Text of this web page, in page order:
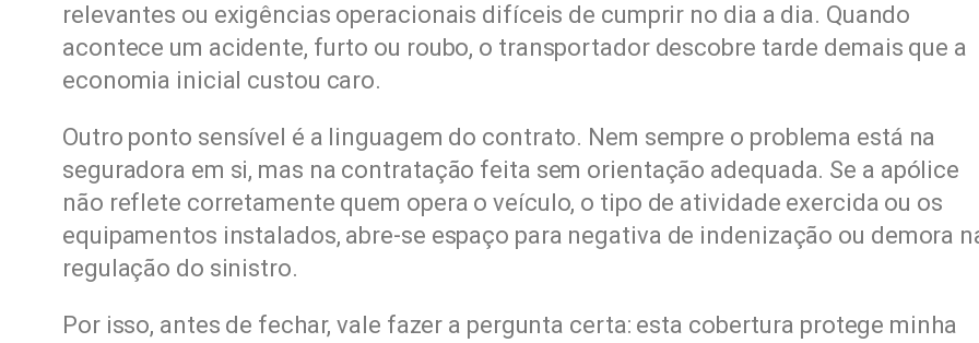
relevantes ou exigências operacionais difíceis de cumprir no dia a dia. Quando
acontece um acidente, furto ou roubo, o transportador descobre tarde demais que a
economia inicial custou caro.
Outro ponto sensível é a linguagem do contrato. Nem sempre o problema está na
seguradora em si, mas na contratação feita sem orientação adequada. Se a apólice
não reflete corretamente quem opera o veículo, o tipo de atividade exercida ou os
equipamentos instalados, abre-se espaço para negativa de indenização ou demora
regulação do sinistro.
Por isso, antes de fechar, vale fazer a pergunta certa: esta cobertura protege minha